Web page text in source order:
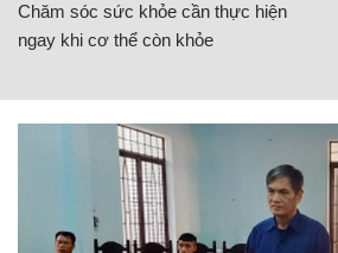
Chăm sóc sức khỏe cần thực hiện
ngay khi cơ thể còn khỏe